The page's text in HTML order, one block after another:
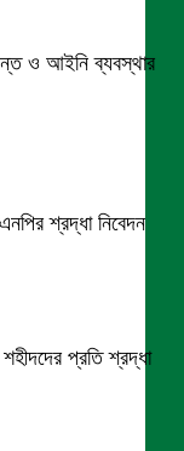
ও আইনি ব্যবস্থার
শ্রদ্ধা নিবেদন
প্রতি শ্রদ্ধা